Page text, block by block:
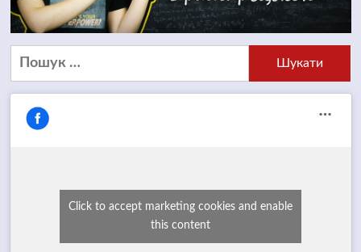
Пошук:
Click to accept marketing cookies and enable
this content